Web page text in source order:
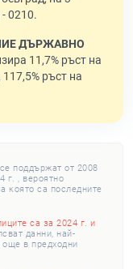
0210.
ДЪРЖАВНО
11,7% ръст на
ръст на
поддържат от 2008
г. , вероятно
която са последните
са за 2024 г. и
данни, най-
още в предходни